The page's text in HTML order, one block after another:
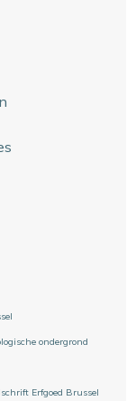
ondergrond
Erfgoed Brussel